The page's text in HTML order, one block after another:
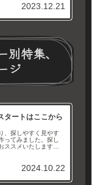
2023.12.21
特集、
ジ
タートはここから
、探しやすく見やす
ってみました。探し
ススメいたします。
さいね...2024.10.22